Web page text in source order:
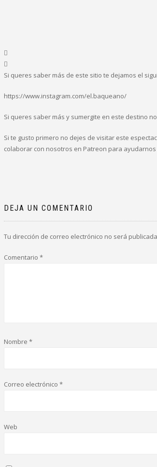
Si queres saber más de este sitio te dejamos el
https://www.instagram.com/el.baqueano/
Si queres saber más y sumergite en este destino
Si te gusto primero no dejes de visitar este
colaborar con nosotros en Patreon para
DEJA UN COMENTARIO
Tu dirección de correo electrónico no será
Comentario *
Nombre *
Correo electrónico *
Web